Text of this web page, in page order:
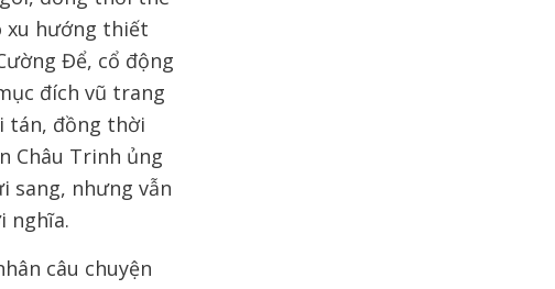
xu hướng thiết
Để, cổ động
đích vũ trang
tán, đồng thời
Châu Trinh ủng
sang, nhưng vẫn
nghĩa.
câu chuyện